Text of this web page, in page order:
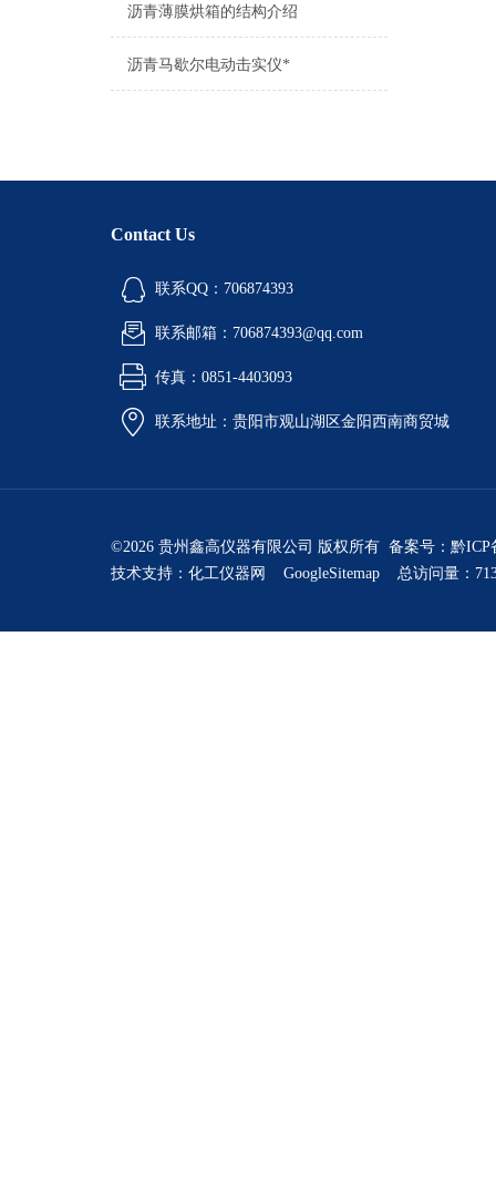
沥青薄膜烘箱的结构介绍
沥青马歇尔电动击实仪*
Contact Us
联系QQ：706874393
联系邮箱：706874393@qq.com
传真：0851-4403093
联系地址：贵阳市观山湖区金阳西南商贸城
©2026 贵州鑫高仪器有限公司 版权所有 备案号： 黔ICP
技术支持： 化工仪器网 GoogleSitemap 总访问量：